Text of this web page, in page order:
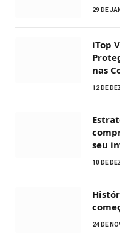
29 DE
iTop
nas
12 DE
seu
10 DE
24 DE